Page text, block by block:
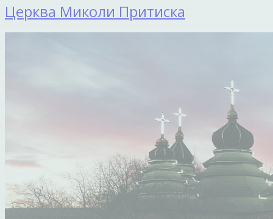
Церква Миколи Притиска